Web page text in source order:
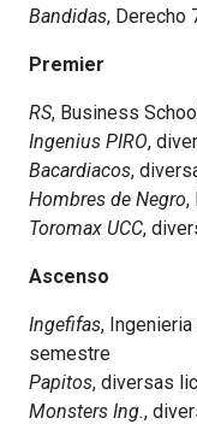
Bandidas, Derecho
Premier
RS, Business
Ingenius PIRO,
Bacardiacos,
Hombres de Negro,
Toromax UCC,
Ascenso
Ingefifas,
semestre
Papitos, diversas
Monsters Ing.,